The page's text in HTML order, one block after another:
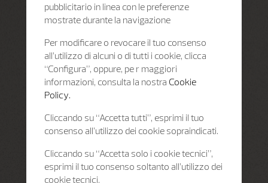
pubblicitario in linea con le preferenze
mostrate durante la navigazione
Per modificare o revocare il tuo consenso
all’utilizzo di alcuni o di tutti i cookie, clicca
“Configura”, oppure, pe r maggiori
informazioni, consulta la nostra Cookie
Policy.
Cliccando su “Accetta tutti”, esprimi il tuo
consenso all’utilizzo dei cookie sopraindicati.
Cliccando su “Accetta solo i cookie tecnici”,
esprimi il tuo consenso soltanto all’utilizzo dei
cookie tecnici.